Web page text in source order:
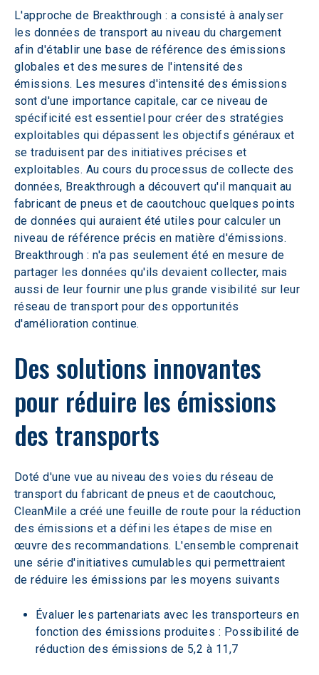
L'approche de Breakthrough : a consisté à analyser
les données de transport au niveau du chargement
afin d'établir une base de référence des émissions
globales et des mesures de l'intensité des
émissions. Les mesures d'intensité des émissions
sont d'une importance capitale, car ce niveau de
spécificité est essentiel pour créer des stratégies
exploitables qui dépassent les objectifs généraux et
se traduisent par des initiatives précises et
exploitables. Au cours du processus de collecte des
données, Breakthrough a découvert qu'il manquait au
fabricant de pneus et de caoutchouc quelques points
de données qui auraient été utiles pour calculer un
niveau de référence précis en matière d'émissions.
Breakthrough : n'a pas seulement été en mesure de
partager les données qu'ils devaient collecter, mais
aussi de leur fournir une plus grande visibilité sur leur
réseau de transport pour des opportunités
d'amélioration continue.
Des solutions innovantes
pour réduire les émissions
des transports
Doté d'une vue au niveau des voies du réseau de
transport du fabricant de pneus et de caoutchouc,
CleanMile a créé une feuille de route pour la réduction
des émissions et a défini les étapes de mise en
œuvre des recommandations. L'ensemble comprenait
une série d'initiatives cumulables qui permettraient
de réduire les émissions par les moyens suivants
Évaluer les partenariats avec les transporteurs en
fonction des émissions produites : Possibilité de
réduction des émissions de 5,2 à 11,7